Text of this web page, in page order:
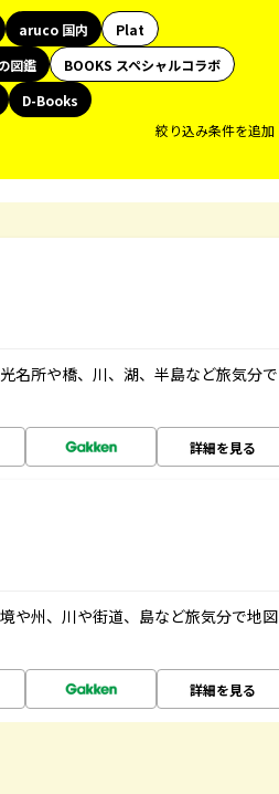
aruco 国内
Plat
図鑑
BOOKS スペシャルコラボ
D-Books
絞り込み条件を追加
名所や橋、川、湖、半島など旅気分で
詳細を見る
や州、川や街道、島など旅気分で地図
詳細を見る